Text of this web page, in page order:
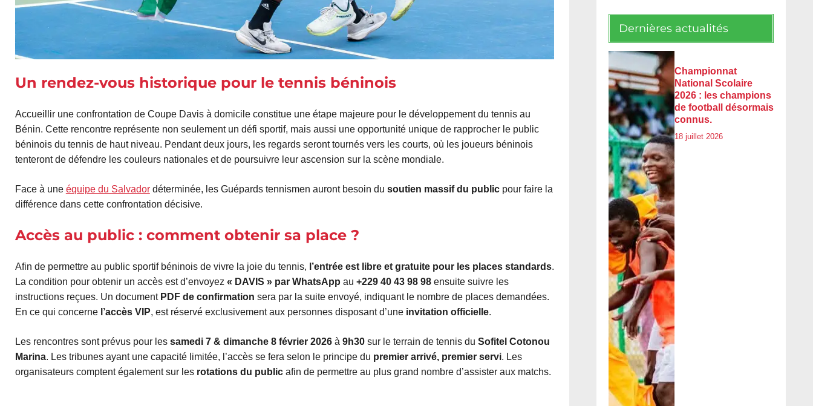
Un rendez-vous historique pour le tennis béninois
Accueillir une confrontation de Coupe Davis à domicile constitue une étape majeure pour le développement du tennis au
Bénin. Cette rencontre représente non seulement un défi sportif, mais aussi une opportunité unique de rapprocher le public
béninois du tennis de haut niveau. Pendant deux jours, les regards seront tournés vers les courts, où les joueurs béninois
tenteront de défendre les couleurs nationales et de poursuivre leur ascension sur la scène mondiale.
Face à une équipe du Salvadordéterminée, les Guépards tennismen auront besoin du soutien massif du publicpour faire la
différence dans cette confrontation décisive.
Accès au public : comment obtenir sa place ?
Afin de permettre au public sportif béninois de vivre la joie du tennis, l’entrée est libre et gratuite pour les places standards.
La condition pour obtenir un accès est d’envoyez « DAVIS » par WhatsApp au +229 40 43 98 98ensuite suivre les
instructions reçues. Un document PDF de confirmation sera par la suite envoyé, indiquant le nombre de places demandées.
En ce qui concerne l’accès VIP, est réservé exclusivement aux personnes disposant d’une invitation officielle.
Les rencontres sont prévus pour les samedi 7 & dimanche 8 février 2026à 9h30sur le terrain de tennis du Sofitel Cotonou
Marina. Les tribunes ayant une capacité limitée, l’accès se fera selon le principe du premier arrivé, premier servi. Les
organisateurs comptent également sur les rotations du publicafin de permettre au plus grand nombre d’assister aux matchs.
Dernières actualités
Championnat
National Scolaire
2026 : les champions
de football désormais
connus.
18 juillet 2026